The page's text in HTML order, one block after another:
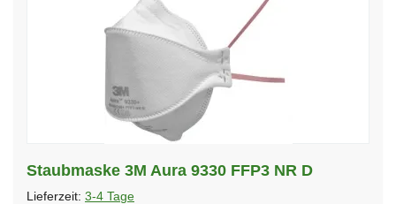
Staubmaske 3M Aura 9330 FFP3 NR D
Lieferzeit: 3-4 Tage